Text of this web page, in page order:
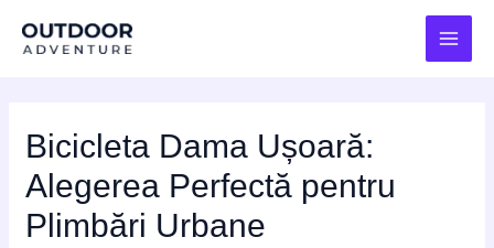
Bicicleta Dama Ușoară:
Alegerea Perfectă pentru
Plimbări Urbane
navigation